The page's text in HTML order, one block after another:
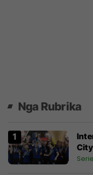
Nga Rubrika